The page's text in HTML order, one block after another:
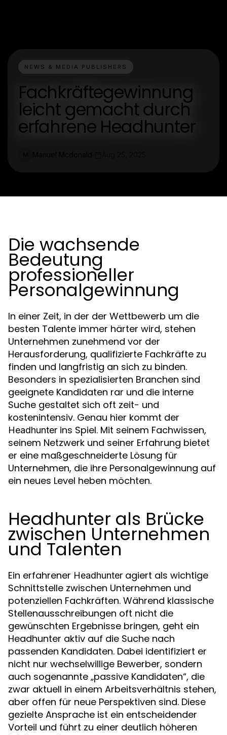
NEWS & MEDIA PUBLISHERS
Fachkräftegewinnung
leicht gemacht durch
erfahrene Headhunter
Die wachsende
Bedeutung
professioneller
Personalgewinnung
In einer Zeit, in der der Wettbewerb um die
besten Talente immer härter wird, stehen
Unternehmen zunehmend vor der
Herausforderung, qualifizierte Fachkräfte zu
finden und langfristig an sich zu binden.
Besonders in spezialisierten Branchen sind
geeignete Kandidaten rar und die interne
Suche gestaltet sich oft zeit- und
kostenintensiv. Genau hier kommt der
Headhunter ins Spiel. Mit seinem Fachwissen,
seinem Netzwerk und seiner Erfahrung bietet
er eine maßgeschneiderte Lösung für
Unternehmen, die ihre Personalgewinnung auf
ein neues Level heben möchten.
Headhunter als Brücke
zwischen Unternehmen
und Talenten
Ein erfahrener Headhunter agiert als wichtige
Schnittstelle zwischen Unternehmen und
potenziellen Fachkräften. Während klassische
Stellenausschreibungen oft nicht die
gewünschten Ergebnisse bringen, geht ein
Headhunter aktiv auf die Suche nach
passenden Kandidaten. Dabei identifiziert er
nicht nur wechselwillige Bewerber, sondern
auch sogenannte „passive Kandidaten“, die
zwar aktuell in einem Arbeitsverhältnis stehen,
aber offen für neue Perspektiven sind. Diese
gezielte Ansprache ist ein entscheidender
Vorteil und führt zu einer deutlich höheren